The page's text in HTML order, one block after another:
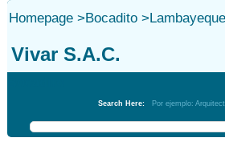
Homepage>Bocadito>Lambayeque
Vivar S.A.C.
Search Here: Por ejemplo: